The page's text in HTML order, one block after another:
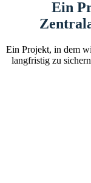
Ein
Ein Projekt, in dem
langfristig zu